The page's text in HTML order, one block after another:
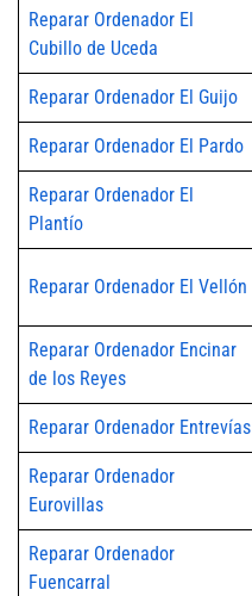
Reparar Ordenador El
Cubillo de Uceda
Reparar Ordenador El Guijo
Reparar Ordenador El Pardo
Reparar Ordenador El
Plantío
Reparar Ordenador El Vellón
Reparar Ordenador Encinar
de los Reyes
Reparar Ordenador Entrevías
Reparar Ordenador
Eurovillas
Reparar Ordenador
Fuencarral